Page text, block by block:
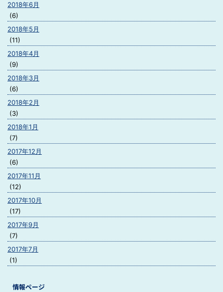
2018年6月
(6)
2018年5月
(11)
2018年4月
(9)
2018年3月
(6)
2018年2月
(3)
2018年1月
(7)
2017年12月
(6)
2017年11月
(12)
2017年10月
(17)
2017年9月
(7)
2017年7月
(1)
情報ページ